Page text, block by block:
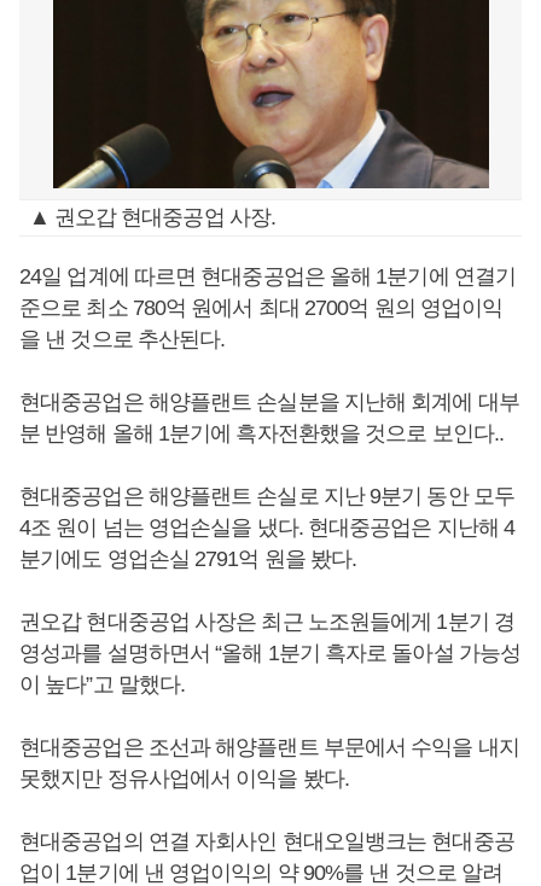
▲ 권오갑 현대중공업 사장.
24일 업계에 따르면 현대중공업은 올해 1분기에 연결기
준으로 최소 780억 원에서 최대 2700억 원의 영업이익
을 낸 것으로 추산된다.
현대중공업은 해양플랜트 손실분을 지난해 회계에 대부
분 반영해 올해 1분기에 흑자전환했을 것으로 보인다..
현대중공업은 해양플랜트 손실로 지난 9분기 동안 모두
4조 원이 넘는 영업손실을 냈다. 현대중공업은 지난해 4
분기에도 영업손실 2791억 원을 봤다.
권오갑 현대중공업 사장은 최근 노조원들에게 1분기 경
영성과를 설명하면서 “올해 1분기 흑자로 돌아설 가능성
이 높다”고 말했다.
현대중공업은 조선과 해양플랜트 부문에서 수익을 내지
못했지만 정유사업에서 이익을 봤다.
현대중공업의 연결 자회사인 현대오일뱅크는 현대중공
업이 1분기에 낸 영업이익의 약 90%를 낸 것으로 알려